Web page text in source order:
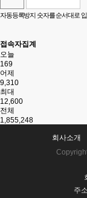
자동등록방지 숫자를 순서대로
접속자집계
오늘
169
어제
9,310
최대
12,600
전체
1,855,248
회사소개
주